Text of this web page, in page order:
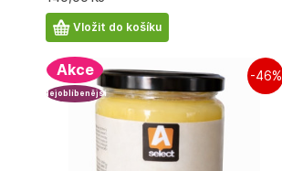
Počet
produktů
Vložit do košíku
Akce
Nejoblíbenější
-46%